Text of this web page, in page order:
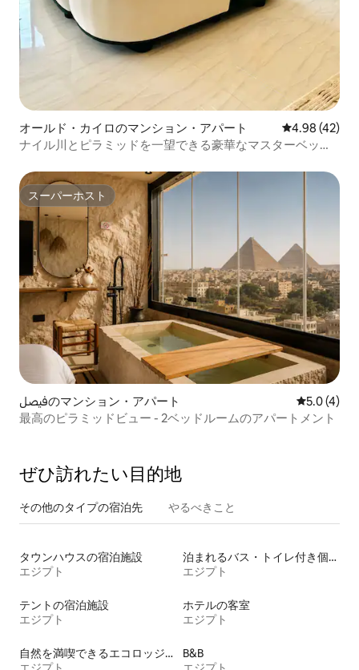
オールド・カイロのマンション・アパート レビュー42
4.98 (42)
ナイル川とピラミッドを一望できる豪華なマスターベッド
スーパーホスト
スーパーホスト
فيصلのマンション・アパート レビュー4
5.0 (4)
最高のピラミッドビュー - 2ベッドルームのアパートメント
ぜひ訪⁠れ⁠た⁠い目⁠的⁠地
その他のタ⁠イ⁠プ⁠の宿⁠泊⁠先 やるべきこと
タウンハウスの宿泊施設
エジプト
泊まれるバス・トイレ付き個室
エジプト
テントの宿泊施設
エジプト
ホテルの客室
エジプト
自然を満喫できるエコロッジの宿泊施設
B&B